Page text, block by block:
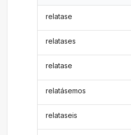
relatase
relatases
relatase
relatásemos
relataseis